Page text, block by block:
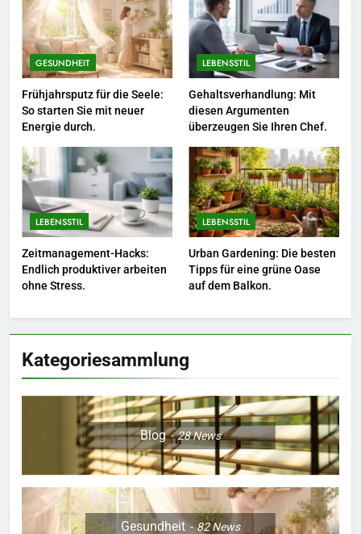
6
Naturnah gärtnern: So locken
Sie Bienen und Schmetterlinge
in Ihren Garten.
7
Berufliche Neuorientierung: Mut
zum Quereinstieg in der neuen
Saison.
LEBENSSTIL
8
Farbenpracht statt Wintergrau:
So kombinieren Sie Pastelltöne
in diesem Jahr.
GESUNDHEIT
Frühjahrsputz für die Seele:
So starten Sie mit neuer
Energie durch.
LEBENSSTIL
Gehaltsverhandlung: Mit
diesen Argumenten
überzeugen Sie Ihren Chef.
LEBENSSTIL
Zeitmanagement-Hacks:
Endlich produktiver arbeiten
ohne Stress.
LEBENSSTIL
Urban Gardening: Die besten
Tipps für eine grüne Oase
auf dem Balkon.
Kategoriesammlung
Blog 28News
Gesundheit 82News